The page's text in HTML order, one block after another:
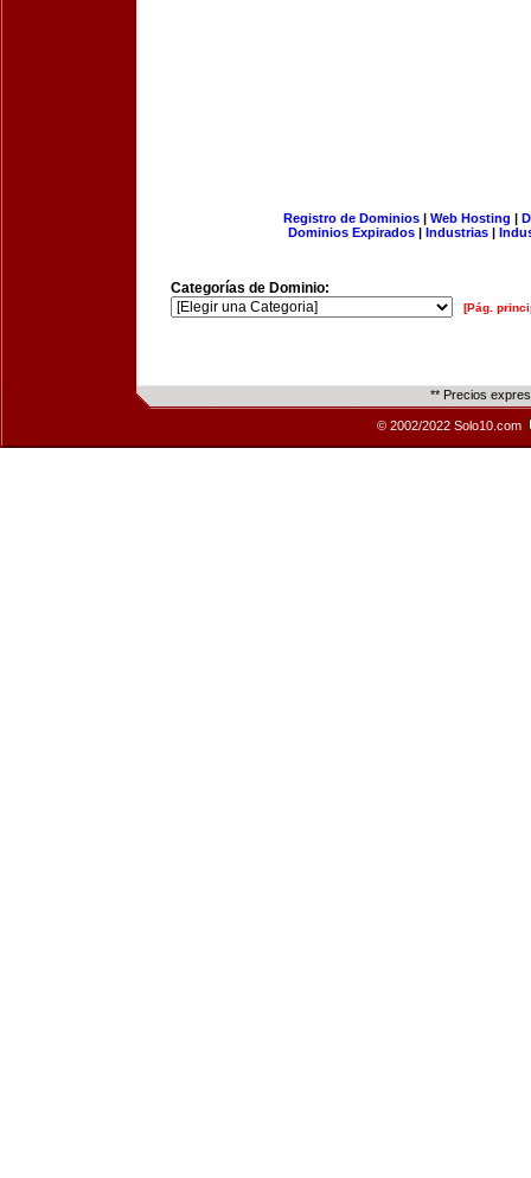
Registro de Dominios| Web Hosting |
Dominios Expirados | Industrias |
Categorías de Dominio:
[Pág.
** Precios
© 2002/2022 Solo10.com